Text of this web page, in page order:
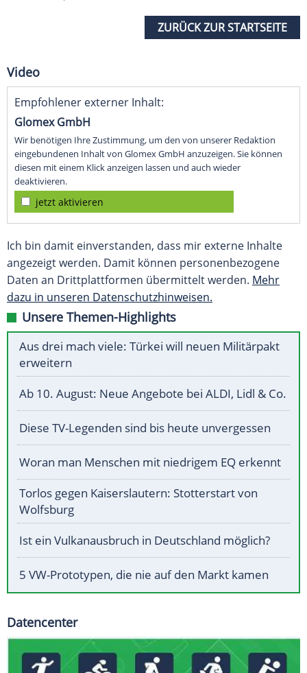
ZURÜCK ZUR STARTSEITE
Video
Empfohlener externer Inhalt:
Glomex GmbH
Wir benötigen Ihre Zustimmung, um den von unserer Redaktion
eingebundenen Inhalt von Glomex GmbH anzuzeigen. Sie können
diesen mit einem Klick anzeigen lassen und auch wieder
deaktivieren.
jetzt aktivieren
Ich bin damit einverstanden, dass mir externe Inhalte
angezeigt werden. Damit können personenbezogene
Daten an Drittplattformen übermittelt werden. Mehr
dazu in unseren Datenschutzhinweisen.
Unsere Themen-Highlights
Aus drei mach viele: Türkei will neuen Militärpakt
erweitern
Ab 10. August: Neue Angebote bei ALDI, Lidl & Co.
Diese TV-Legenden sind bis heute unvergessen
Woran man Menschen mit niedrigem EQ erkennt
Torlos gegen Kaiserslautern: Stotterstart von
Wolfsburg
Ist ein Vulkanausbruch in Deutschland möglich?
5 VW-Prototypen, die nie auf den Markt kamen
Datencenter